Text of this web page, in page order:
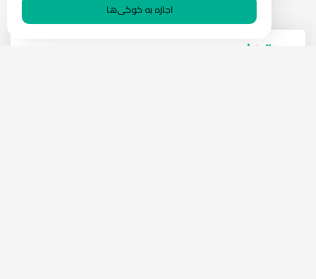
پست‌های محبوب
اجازه به کوکی‌ها